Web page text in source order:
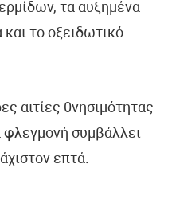
τα αυξημένα
το οξειδωτικό
αιτίες θνησιμότητας
φλεγμονή συμβάλλει
επτά.